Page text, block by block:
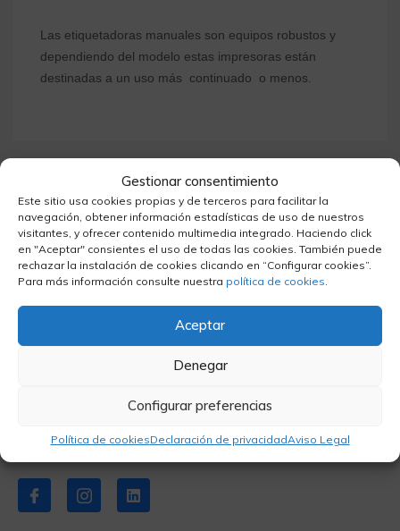
Gestionar consentimiento
Este sitio usa cookies propias y de terceros para facilitar la
navegación, obtener información estadísticas de uso de nuestros
visitantes, y ofrecer contenido multimedia integrado. Haciendo click
en "Aceptar" consientes el uso de todas las cookies. También puede
rechazar la instalación de cookies clicando en “Configurar cookies”.
Para más información consulte nuestra política de cookies
Aceptar
Denegar
Configurar preferencias
Política de cookiesDeclaración de privacidadAviso Legal
Las etiquetadoras manuales son equipos robustos y
dependiendo del modelo estas impresoras están
destinadas a un uso más continuado o menos.
Síganos